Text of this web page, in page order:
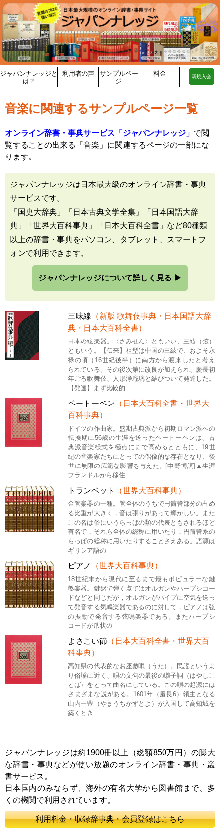
ジャパンナレッジと
は？
利用者の声
サンプルペー
ジ
料金 新規入会
音楽に関連するサンプルページ一覧
オンライン辞書・事典サービス「ジャパンナレッジ」 で閲
覧することの出来る「音楽」に関連するページの一部にな
ります。
ジャパンナレッジは日本最大級のオンライン辞書・事典
サービスです。
「国史大辞典」「日本古典文学全集」「日本国語大辞
典」「世界大百科事典」「日本大百科全書」など80種類
以上の辞書・事典をパソコン、タブレット、スマートフ
ォンで利用できます。
ジャパンナレッジについて詳しく見る ▶
三味線 （新版 歌舞伎事典・日本国語大辞
典・日本大百科全書）
日本の絃楽器。〈さみせん〉ともいい、三絃（弦）
ともいう。【伝来】祖型は中国の三絃で、およそ永
禄の頃（16世紀後半）に南方から渡来したと考え
られている。その後次第に改良が加えられ、慶長初
年ごろ歌舞伎、人形浄瑠璃と結びついて発達した。
【発達】まず比較的
ベートーベン （日本大百科全書・世界大
百科事典）
ドイツの作曲家。盛期古典派から初期ロマン派への
転換期に56歳の生涯を送ったベートーベンは、古
典派音楽様式を極点にまで高めるとともに、19世
紀の音楽家たちにとっての偶像的な存在となり、後
世に無限の広範な影響を与えた。[中野博詞]▲生涯
フランドルから移住
トランペット （世界大百科事典）
金管楽器の一種。管全体のうちで円筒管部分の占め
る比重が大きく，音は張りがあって輝かしい。また
この名は俗にいうらっぱの類の代表ともされるほど
有名で，それら全体の総称に用いたり，円筒管系の
らっぱの総称に用いたりすることさえある。語源は
ギリシア語の
ピアノ （世界大百科事典）
18世紀末から現代に至るまで最もポピュラーな鍵
盤楽器。鍵盤で弾く点ではオルガンやハープシコー
ドなどと同じだが，オルガンがパイプに空気を送っ
て発音する気鳴楽器であるのに対して，ピアノは弦
の振動で発音する弦鳴楽器である。またハープシ
コードが爪状の
よさこい節 （日本大百科全書・世界大百
科事典）
高知県の代表的なお座敷唄（うた）。民謡というよ
り俗謡に近く、唄の文句の最後の囃子詞（はやしこ
とば）をとって曲名にしている。この唄の起源には
さまざまな説がある。1601年（慶長6）領主となる
山内一豊（やまうちかずとよ）が入国して高知城を
築くとき
ジャパンナレッジは約1900冊以上（総額850万円）の膨大
な辞書・事典などが使い放題のオンライン辞書・事典・叢
書サービス。
日本国内のみならず、海外の有名大学から図書館まで、多
くの機関で利用されています。
利用料金・収録辞事典・会員登録はこちら